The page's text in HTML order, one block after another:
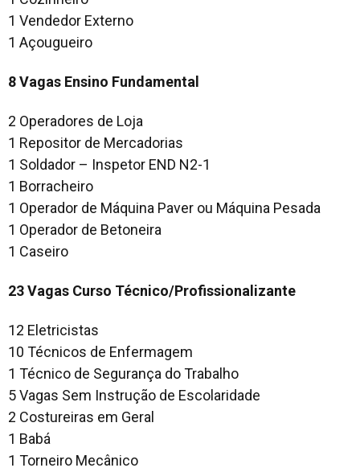
1 Vendedor Externo
1 Açougueiro
8 Vagas Ensino Fundamental
2 Operadores de Loja
1 Repositor de Mercadorias
1 Soldador – Inspetor END N2-1
1 Borracheiro
1 Operador de Máquina Paver ou Máquina Pesada
1 Operador de Betoneira
1 Caseiro
23 Vagas Curso Técnico/Profissionalizante
12 Eletricistas
10 Técnicos de Enfermagem
1 Técnico de Segurança do Trabalho
5 Vagas Sem Instrução de Escolaridade
2 Costureiras em Geral
1 Babá
1 Torneiro Mecânico